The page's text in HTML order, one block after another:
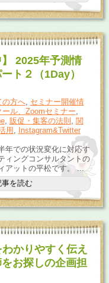
】 2025年予測情
ト２（1Day）
の方へ, セミナー開催情
ル、Zoomセミナー
, 販促・集客の法則
関
用
Instagram&Twitter
年での状況変化に対応す
ィングコンサルタントの
アットの平松です。 ...
事を読む
かりやすく伝え
お探しの企画担